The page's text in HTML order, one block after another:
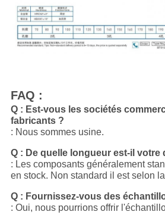
FAQ :
Q : Est-vous les sociétés
fabricants ?
: Nous sommes usine.
Q : De quelle longueur est-il votre
: Les composants généralement
en stock. Non standard il est selon
Q : Fournissez-vous des
: Oui, nous pourrions offrir